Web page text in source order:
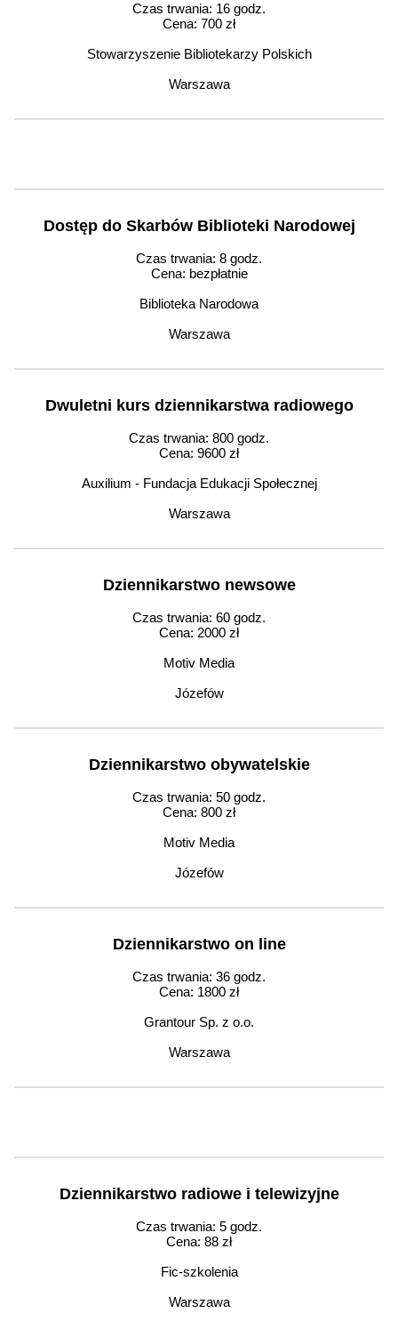
Czas trwania: 16 godz.
Cena: 700 zł
Stowarzyszenie Bibliotekarzy Polskich
Warszawa
Dostęp do Skarbów Biblioteki Narodowej
Czas trwania: 8 godz.
Cena: bezpłatnie
Biblioteka Narodowa
Warszawa
Dwuletni kurs dziennikarstwa radiowego
Czas trwania: 800 godz.
Cena: 9600 zł
Auxilium - Fundacja Edukacji Społecznej
Warszawa
Dziennikarstwo newsowe
Czas trwania: 60 godz.
Cena: 2000 zł
Motiv Media
Józefów
Dziennikarstwo obywatelskie
Czas trwania: 50 godz.
Cena: 800 zł
Motiv Media
Józefów
Dziennikarstwo on line
Czas trwania: 36 godz.
Cena: 1800 zł
Grantour Sp. z o.o.
Warszawa
Dziennikarstwo radiowe i telewizyjne
Czas trwania: 5 godz.
Cena: 88 zł
Fic-szkolenia
Warszawa